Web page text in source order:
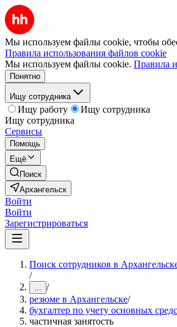
Мы используем файлы cookie, чтобы
Правила использования файлов cookie
Мы используем файлы cookie. Правила
Понятно
Ищу сотрудника
Ищу работу
Ищу сотрудника
Ищу сотрудника
Сервисы
Помощь
Ещё
Поиск
Архангельск
Войти
Войти
Зарегистрироваться
Поиск сотрудников в
/
... /
резюме в Архангельске/
бухгалтер по учету основных
частичная занятость